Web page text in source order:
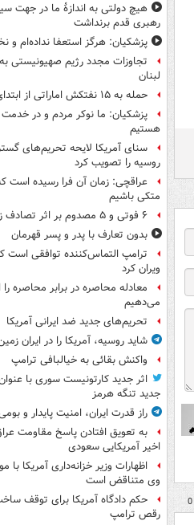
هیچ دولتی به اندازۀ ما در جهت
رهبری قدم برنداشت
پزشکیان: هرگز استعفا نداده‌ام و
تجاوزات مجدد رژیم صهیونیستی
لبنان
حمله به ۱۵ نفتکش‌ اماراتی از ابتدای جنگ
پزشکیان: ما نوکر مردم و در خدمت
هستیم
سنای آمریکا لایحه تحریم‌های
روسیه را تصویب کرد
عراقچی: زمان آن فرا رسیده است
متکی باشیم
۶ فوتی و ۵ مصدوم بر اثر تصادف زنجیره‌ای
بدون تعارف با پدر و پسر قهرمان
ترامپ التماس‌کننده توافقی است
ویران کرد
معادله محاصره در برابر محاصره را
می‌دهیم
تحریم‌های جدید ضد ایرانی آمریکا
شاید روسیه، آمریکا را در ایران
واکنش بقائی به خیالبافی ترامپ
اثر جدید کارتونیست سوری با
جدید تنگه هرمز
راز قدرت ایران، امنیت پایدار و
به تعویق افتادن پاسخ مقاومت
اخیر آمریکایی سعودی
اظهارات وزیر خزانه‌داری آمریکا با
وی متناقض است
حکم دادگاه آمریکا برای توقف
رقص ترامپ